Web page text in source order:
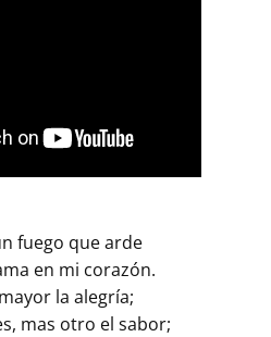
fuego que arde
en mi corazón.
la alegría;
mas otro el sabor;